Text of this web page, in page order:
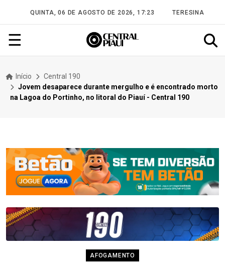
QUINTA, 06 DE AGOSTO DE 2026, 17:23 TERESINA
☰
Início
Central 190
Jovem desaparece durante mergulho e é encontrado morto
na Lagoa do Portinho, no litoral do Piauí - Central 190
AFOGAMENTO